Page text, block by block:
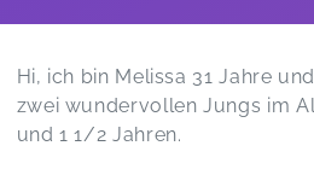
Hi, ich bin Melissa 31 Jahre
zwei wundervollen Jungs im
und 1 1/2 Jahren.